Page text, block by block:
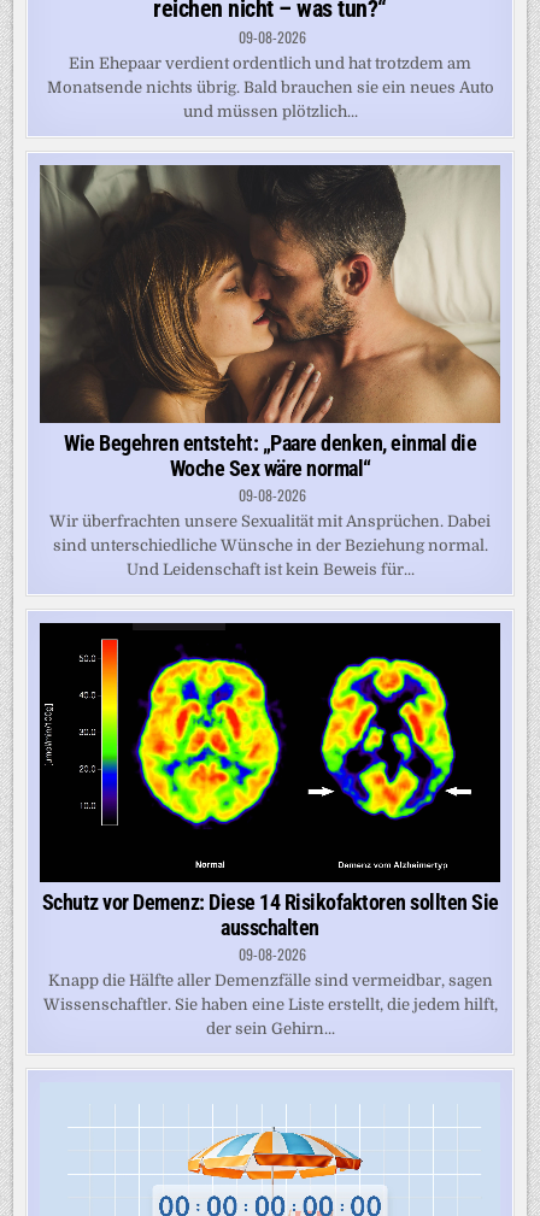
reichen nicht – was tun?“
09-08-2026
Ein Ehepaar verdient ordentlich und hat trotzdem am
Monatsende nichts übrig. Bald brauchen sie ein neues Auto
und müssen plötzlich...
Wie Begehren entsteht: „Paare denken, einmal die
Woche Sex wäre normal“
09-08-2026
Wir überfrachten unsere Sexualität mit Ansprüchen. Dabei
sind unterschiedliche Wünsche in der Beziehung normal.
Und Leidenschaft ist kein Beweis für...
Schutz vor Demenz: Diese 14 Risikofaktoren sollten Sie
ausschalten
09-08-2026
Knapp die Hälfte aller Demenzfälle sind vermeidbar, sagen
Wissenschaftler. Sie haben eine Liste erstellt, die jedem hilft,
der sein Gehirn...